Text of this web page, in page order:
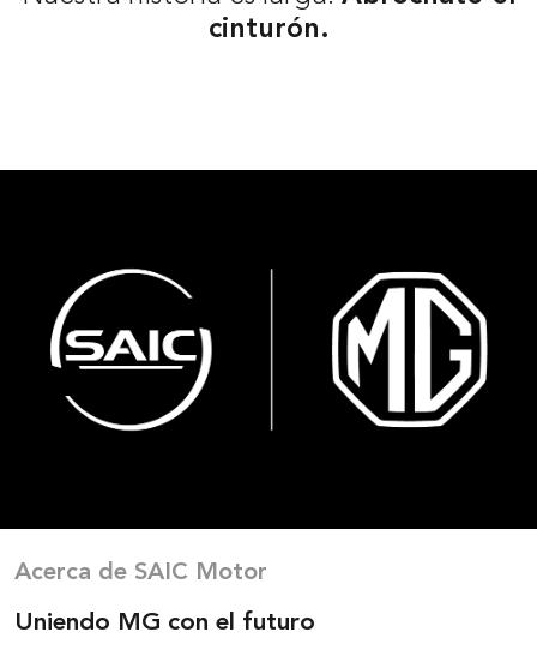
cinturón.
Acerca de SAIC Motor
Uniendo MG con el futuro